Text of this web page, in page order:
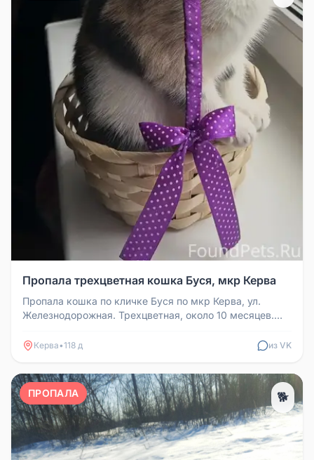
Пропала трехцветная кошка Буся, мкр Керва
Пропала кошка по кличке Буся по мкр Керва, ул.
Железнодорожная. Трехцветная, около 10 месяцев.
Керва•118 д из VK
ПРОПАЛА 🐕